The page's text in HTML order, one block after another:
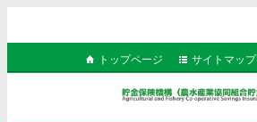
トップページ サイトマップ